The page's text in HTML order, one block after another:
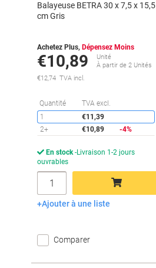
Balayeuse BETRA 30 x 7,5 x 15,5
cm Gris
Achetez Plus, Dépensez Moins
€10,89
Unité
À partir de 2 Unités
€12,74 TVA incl.
Quantité TVA excl.
1
€11,39
2+
€10,89 -4%
En stock Livraison 1-2 jours
ouvrables
Quantité
Ajouter au panier
Ajouter à une liste
Comparer